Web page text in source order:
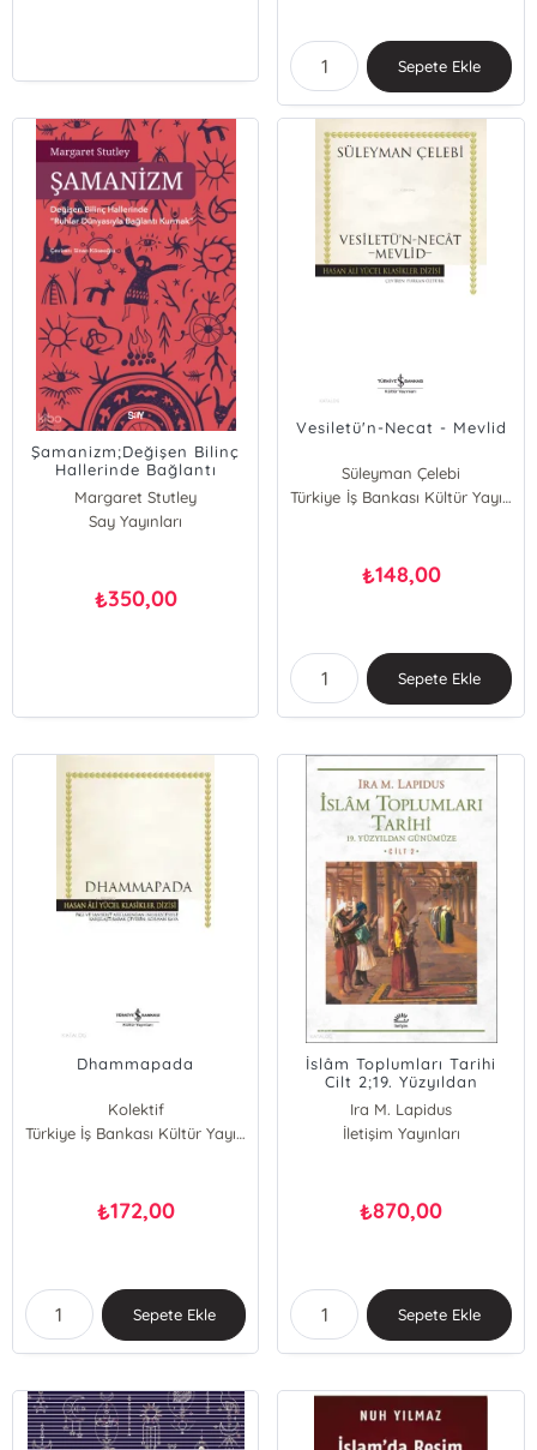
Sepete Ekle
Şamanizm;Değişen Bilinç
Hallerinde Bağlantı
Kurmak”
Margaret Stutley
Say Yayınları
₺350,00
Vesiletü'n-Necat - Mevlid
Süleyman Çelebi
Türkiye İş Bankası Kültür Yayınları
₺148,00
Sepete Ekle
Dhammapada
Kolektif
Türkiye İş Bankası Kültür Yayınları
₺172,00
Sepete Ekle
İslâm Toplumları Tarihi
Cilt 2;19. Yüzyıldan
Günümüze
Ira M. Lapidus
İletişim Yayınları
₺870,00
Sepete Ekle